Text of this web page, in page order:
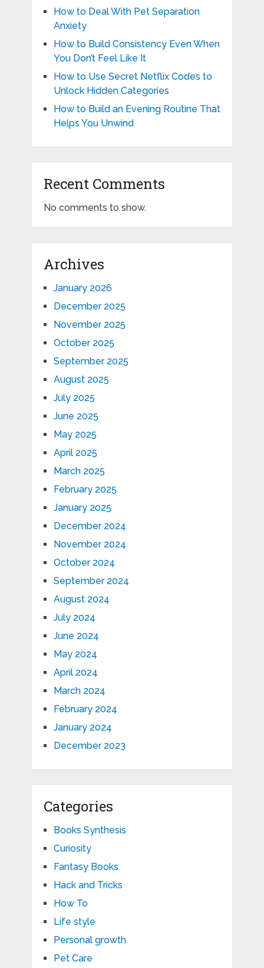
How to Deal With Pet Separation
Anxiety
How to Build Consistency Even When
You Don’t Feel Like It
How to Use Secret Netflix Codes to
Unlock Hidden Categories
How to Build an Evening Routine That
Helps You Unwind
Recent Comments
No comments to show.
Archives
January 2026
December 2025
November 2025
October 2025
September 2025
August 2025
July 2025
June 2025
May 2025
April 2025
March 2025
February 2025
January 2025
December 2024
November 2024
October 2024
September 2024
August 2024
July 2024
June 2024
May 2024
April 2024
March 2024
February 2024
January 2024
December 2023
Categories
Books Synthesis
Curiosity
Fantasy Books
Hack and Tricks
How To
Life style
Personal growth
Pet Care